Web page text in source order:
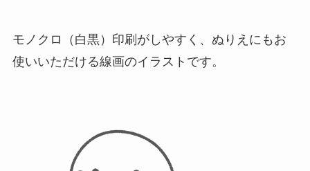
モノクロ（白黒）印刷がしやすく、ぬりえにもお
使いいただける線画のイラストです。